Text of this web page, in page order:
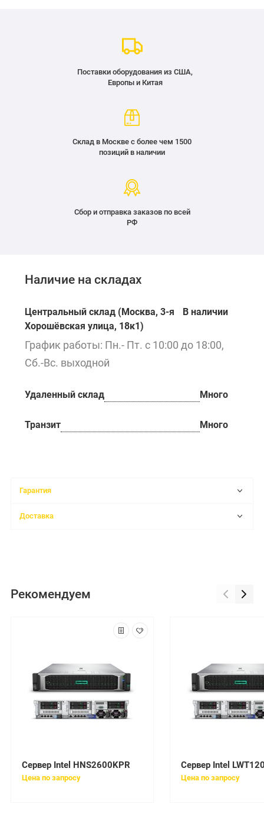
Поставки оборудования из США,
Европы и Китая
Склад в Москве с более чем 1500
позиций в наличии
Сбор и отправка заказов по всей
РФ
Наличие на складах
Центральный склад (Москва, 3-я
Хорошёвская улица, 18к1)
В наличии
График работы: Пн.- Пт. с 10:00 до 18:00,
Сб.-Вс. выходной
Удаленный склад Много
Транзит Много
Гарантия
Доставка
Рекомендуем
Сервер Intel HNS2600KPR
Цена по запросу Цена по запросу